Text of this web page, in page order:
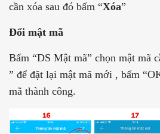
cần xóa sau đó bấm “Xóa”
Đổi mật mã
Bấm “DS Mật mã” chọn mật mã
” để đặt lại mật mã mới , bấm
mã thành công.